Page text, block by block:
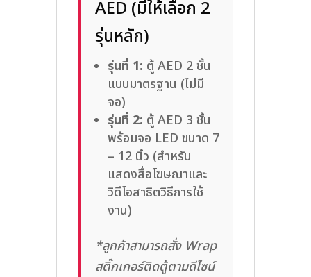
AED (มีให้เลือก 2
รุ่นหลัก)
รุ่นที่ 1: ตู้ AED 2 ชั้น
แบบมาตรฐาน (ไม่มี
จอ)
รุ่นที่ 2: ตู้ AED 3 ชั้น
พร้อมจอ LED ขนาด 7
– 12 นิ้ว (สำหรับ
แสดงสื่อโฆษณาและ
วิดีโอสาธิตวิธีการใช้
งาน)
*ลูกค้าสามารถสั่ง Wrap
สติ๊กเกอร์ติดตู้ตามดีไซน์